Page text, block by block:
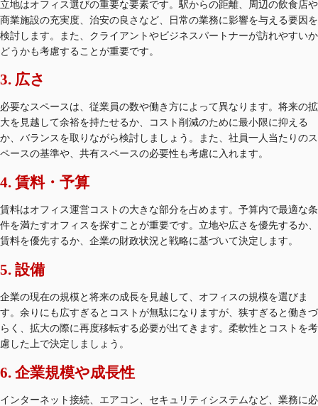
立地はオフィス選びの重要な要素です。駅からの距離、周辺の飲食店や
商業施設の充実度、治安の良さなど、日常の業務に影響を与える要因を
検討します。また、クライアントやビジネスパートナーが訪れやすいか
どうかも考慮することが重要です。
3. 広さ
必要なスペースは、従業員の数や働き方によって異なります。将来の拡
大を見越して余裕を持たせるか、コスト削減のために最小限に抑える
か、バランスを取りながら検討しましょう。また、社員一人当たりのス
ペースの基準や、共有スペースの必要性も考慮に入れます。
4. 賃料・予算
賃料はオフィス運営コストの大きな部分を占めます。予算内で最適な条
件を満たすオフィスを探すことが重要です。立地や広さを優先するか、
賃料を優先するか、企業の財政状況と戦略に基づいて決定します。
5. 設備
企業の現在の規模と将来の成長を見越して、オフィスの規模を選びま
す。余りにも広すぎるとコストが無駄になりますが、狭すぎると働きづ
らく、拡大の際に再度移転する必要が出てきます。柔軟性とコストを考
慮した上で決定しましょう。
6. 企業規模や成長性
インターネット接続、エアコン、セキュリティシステムなど、業務に必